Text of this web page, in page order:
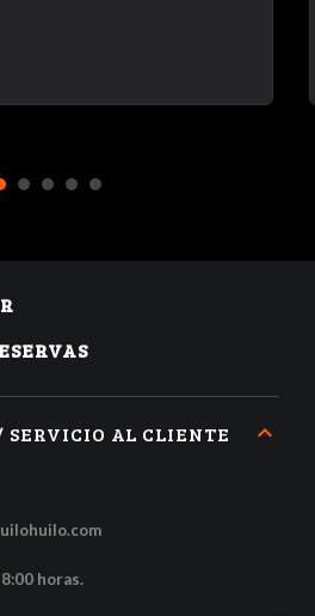
2 3 4 5
AL CLIENTE
horas.